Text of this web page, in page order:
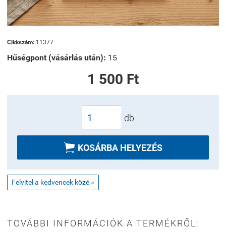
Cikkszám: 11377
Hűségpont (vásárlás után): 15
1 500 Ft
db
 KOSÁRBA HELYEZÉS
Felvitel a kedvencek közé »
TOVÁBBI INFORMÁCIÓK A TERMÉKRŐL: